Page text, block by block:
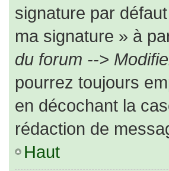
signature par
ma signature » à
du forum -->
pourrez toujours
en décochant la
rédaction de
Haut